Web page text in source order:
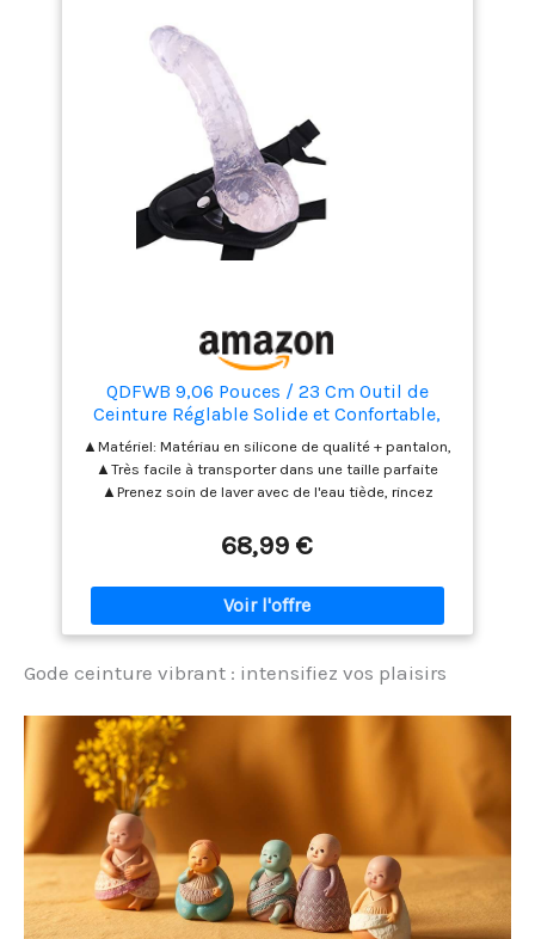
QDFWB 9,06 Pouces / 23 Cm Outil de
Ceinture Réglable Solide et Confortable,
Un Cadeau Indispensable pour Les
Vacances
▲Matériel: Matériau en silicone de qualité + pantalon,
▲Très facile à transporter dans une taille parfaite
▲Prenez soin de laver avec de l'eau tiède, rincez
uniques parce qu'ils sont tellement amoureux
donnez-Vous une nouvelle expérience ▲Notre colis
de messagerie n'a aucune information sur le produit,
soyez assuré d'acheter.
68,99 €
Gode ceinture vibrant : intensifiez vos plaisirs